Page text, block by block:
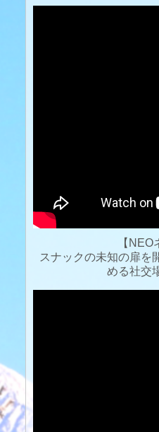
【NEO
スナックの未知の扉を
める社交